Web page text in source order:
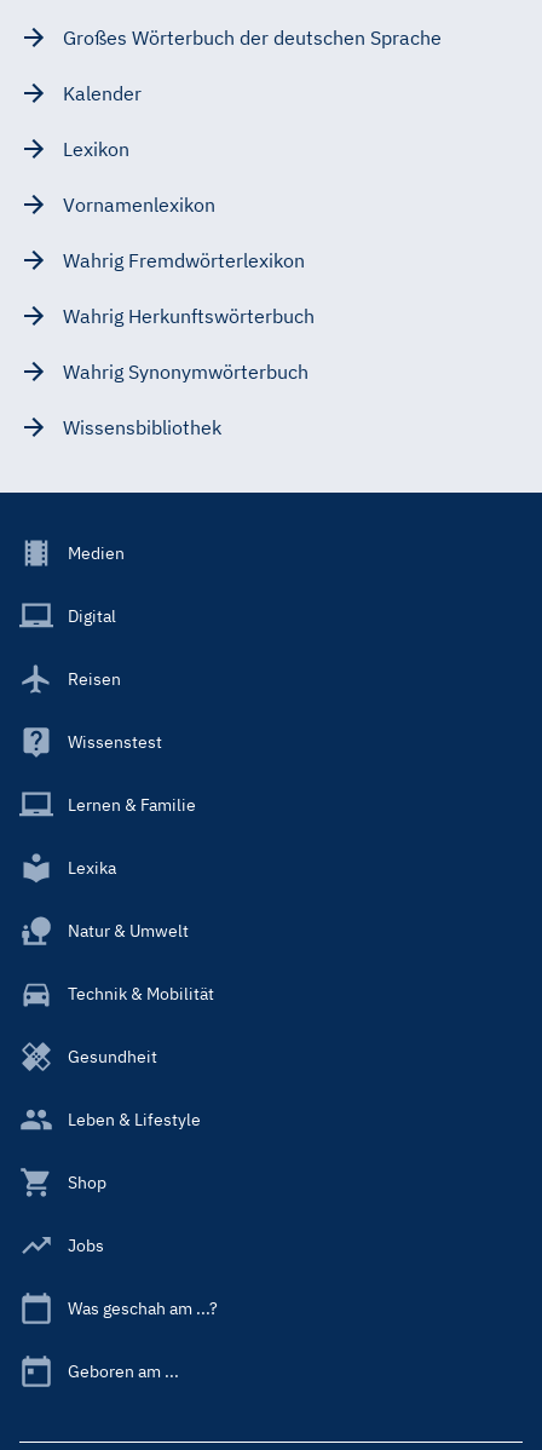
Großes Wörterbuch der deutschen Sprache
Kalender
Lexikon
Vornamenlexikon
Wahrig Fremdwörterlexikon
Wahrig Herkunftswörterbuch
Wahrig Synonymwörterbuch
Wissensbibliothek
Footer
Main
Medien
Digital
Reisen
Wissenstest
Lernen & Familie
Lexika
Natur & Umwelt
Technik & Mobilität
Gesundheit
Leben & Lifestyle
Shop
Jobs
Was geschah am ...?
Geboren am ...